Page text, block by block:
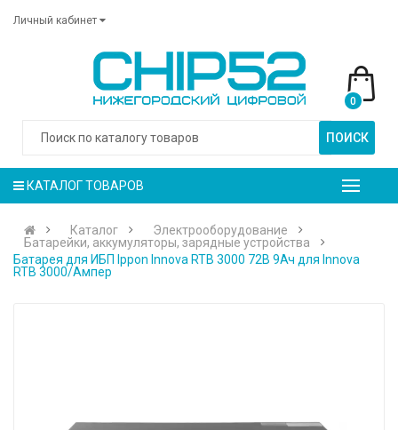
Личный кабинет
ПОИСК
0
КАТАЛОГ ТОВАРОВ
Каталог
Электрооборудование
Батарейки, аккумуляторы, зарядные устройства
Батарея для ИБП Ippon Innova RTB 3000 72В 9Ач для Innova
RTB 3000/Ампер